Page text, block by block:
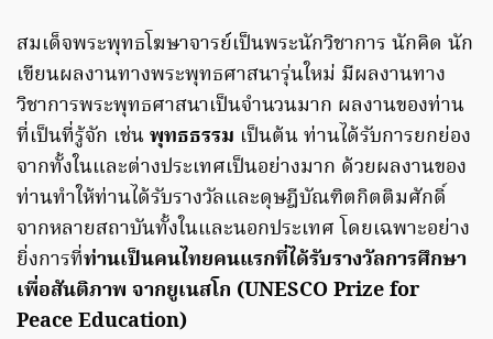
สมเด็จพระพุทธโฆษาจารย์เป็นพระนักวิชาการ นักคิด นัก
เขียนผลงานทางพระพุทธศาสนารุ่นใหม่ มีผลงานทาง
วิชาการพระพุทธศาสนาเป็นจำนวนมาก ผลงานของท่าน
ที่เป็นที่รู้จัก เช่นพุทธธรรม เป็นต้น ท่านได้รับการยกย่อง
จากทั้งในและต่างประเทศเป็นอย่างมาก ด้วยผลงานของ
ท่านทำให้ท่านได้รับรางวัลและดุษฎีบัณฑิตกิตติมศักดิ์
จากหลายสถาบันทั้งในและนอกประเทศ โดยเฉพาะอย่าง
ยิ่งการที่ท่านเป็นคนไทยคนแรกที่ได้รับรางวัลการศึกษา
เพื่อสันติภาพ จากยูเนสโก (UNESCO Prize for
Peace Education)